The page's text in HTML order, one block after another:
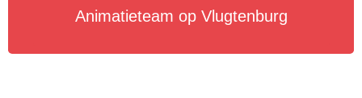
Animatieteam op Vlugtenburg